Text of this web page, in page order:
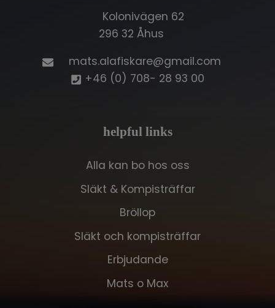
Kolonivägen 62
296 32 Åhus
mats.alafiskare@gmail.com
+46 (0) 708- 28 93 00
helpful links
Alla kan bo hos oss
Släkt & Kompisträffar
Bröllop
Släkt och kompisträffar
Erbjudande
Mats o Max